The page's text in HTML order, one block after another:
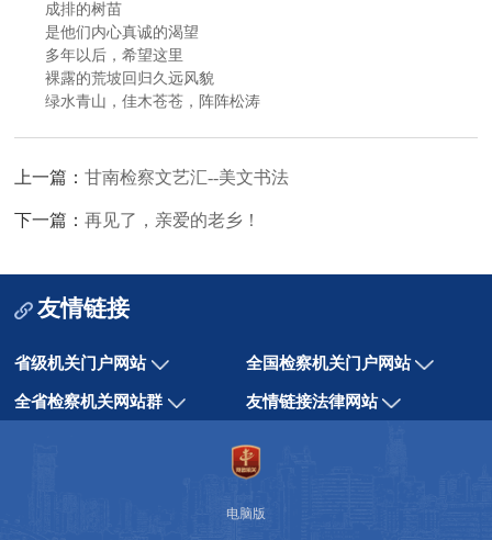
成排的树苗
是他们内心真诚的渴望
多年以后，希望这里
裸露的荒坡回归久远风貌
绿水青山，佳木苍苍，阵阵松涛
上一篇：甘南检察文艺汇--美文书法
下一篇：再见了，亲爱的老乡！
友情链接
省级机关门户网站 全国检察机关门户网站
全省检察机关网站群 友情链接法律网站
电脑版